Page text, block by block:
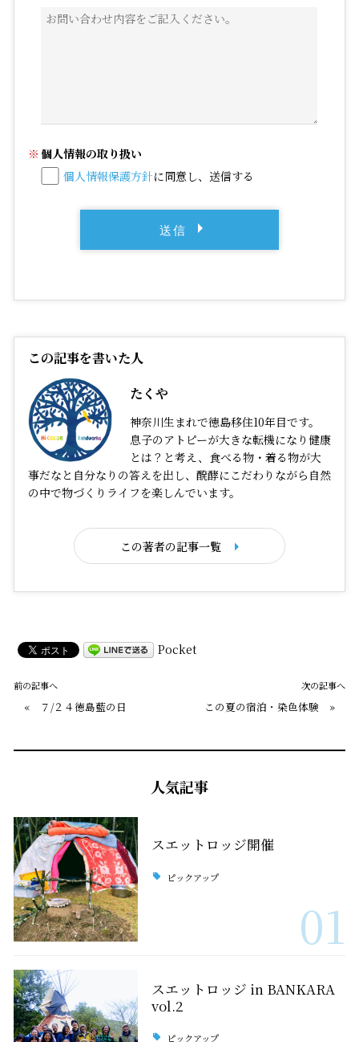
個人情報の取り扱い
個人情報保護方針に同意し、送信する
この記事を書いた人
たくや
神奈川生まれで徳島移住10年目です。
息子のアトピーが大きな転機になり健康
とは？と考え、食べる物・着る物が大
事だなと自分なりの答えを出し、醗酵にこだわりながら自然
の中で物づくりライフを楽しんでいます。
この著者の記事一覧
Pocket
前の記事へ
« ７/２４徳島藍の日
次の記事へ
この夏の宿泊・染色体験 »
人気記事
スエットロッジ開催
ピックアップ
01
スエットロッジ in BANKARA
vol.2
ピックアップ